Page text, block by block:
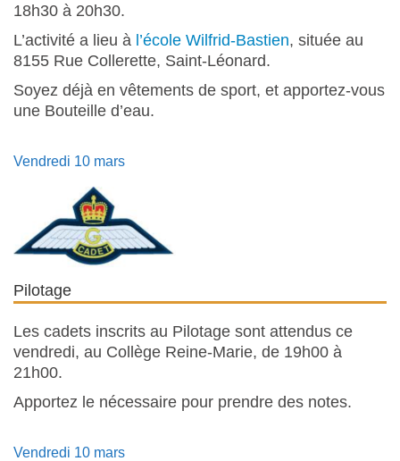
18h30 à 20h30.
L’activité a lieu à l’école Wilfrid-Bastien, située au
8155 Rue Collerette, Saint-Léonard.
Soyez déjà en vêtements de sport, et apportez-vous
une Bouteille d’eau.
Vendredi 10 mars
Pilotage
Les cadets inscrits au Pilotage sont attendus ce
vendredi, au Collège Reine-Marie, de 19h00 à
21h00.
Apportez le nécessaire pour prendre des notes.
Vendredi 10 mars